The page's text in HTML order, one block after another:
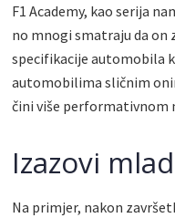
F1 Academy, kao serija
no mnogi smatraju da on
specifikacije automobila
automobilima sličnim
čini više performativnom
Izazovi
Na primjer, nakon